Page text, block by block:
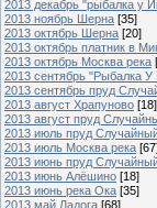
2013 декабрь "рыбалка у
2013 ноябрь Шерна [35]
2013 октябрь Шерна [20]
2013 октябрь платник в
2013 октябрь Москва река
2013 сентябрь "Рыбалка
2013 сентябрь пруд
2013 август Храпуново [18]
2013 август пруд
2013 июль пруд
2013 июль Москва река
2013 июнь пруд
2013 июнь Алёшино [18]
2013 июнь река Ока [35]
2013 май Ладога [68]